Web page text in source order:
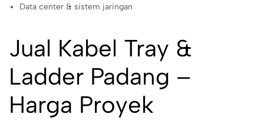
Data center & sistem jaringan
Jual Kabel Tray &
Ladder Padang –
Harga Proyek